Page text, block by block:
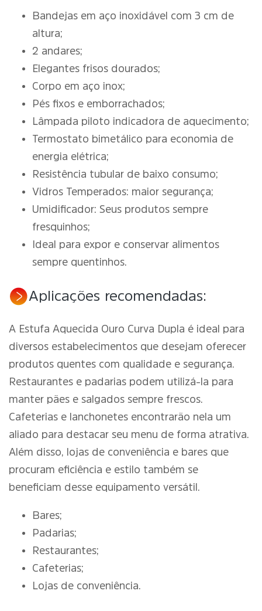
Bandejas em aço inoxidável com 3 cm de
altura;
2 andares;
Elegantes frisos dourados;
Corpo em aço inox;
Pés fixos e emborrachados;
Lâmpada piloto indicadora de aquecimento;
Termostato bimetálico para economia de
energia elétrica;
Resistência tubular de baixo consumo;
Vidros Temperados: maior segurança;
Umidificador: Seus produtos sempre
fresquinhos;
Ideal para expor e conservar alimentos
sempre quentinhos.
Aplicações recomendadas:
A Estufa Aquecida Ouro Curva Dupla é ideal para
diversos estabelecimentos que desejam oferecer
produtos quentes com qualidade e segurança.
Restaurantes e padarias podem utilizá-la para
manter pães e salgados sempre frescos.
Cafeterias e lanchonetes encontrarão nela um
aliado para destacar seu menu de forma atrativa.
Além disso, lojas de conveniência e bares que
procuram eficiência e estilo também se
beneficiam desse equipamento versátil.
Bares;
Padarias;
Restaurantes;
Cafeterias;
Lojas de conveniência.